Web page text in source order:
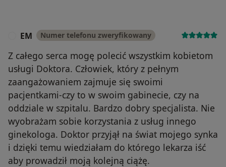
EM Numer telefonu zweryfikowany
Z całego serca mogę polecić wszystkim kobietom
usługi Doktora. Człowiek, który z pełnym
zaangażowaniem zajmuje się swoimi
pacjentkami-czy to w swoim gabinecie, czy na
oddziale w szpitalu. Bardzo dobry specjalista. Nie
wyobrażam sobie korzystania z usług innego
ginekologa. Doktor przyjął na świat mojego synka
i dzięki temu wiedziałam do którego lekarza iść
aby prowadził moją kolejną ciążę.